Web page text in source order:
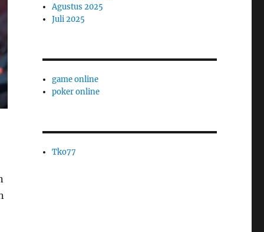
Agustus 2025
Juli 2025
game online
poker online
Tko77